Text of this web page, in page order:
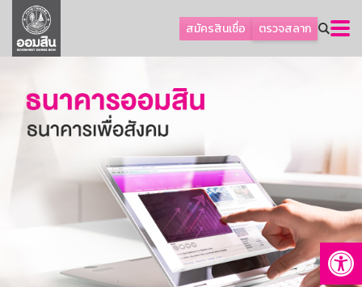
สมัครสินเชื่อ ตรวจสลาก
ลูกค้าธุรกิจ
ลูกค้าผู้ประกอบรายย่อย
ออมเพื่อสุข
เกี่ยวกับธนาคาร
การพัฒนาที่ยั่งยืน
บริการทางการเงิน
ติดต่อเรา